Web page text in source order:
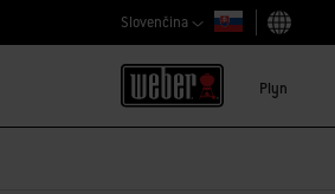
Slovenčina
Vybrať krajinu
Plyn